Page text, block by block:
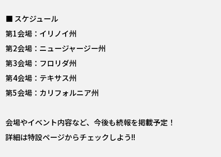
■ スケジュール
第1会場：イリノイ州
第2会場：ニュージャージー州
第3会場：フロリダ州
第4会場：テキサス州
第5会場：カリフォルニア州
会場やイベント内容など、今後も続報を掲載予定！
詳細は特設ページからチェックしよう!!